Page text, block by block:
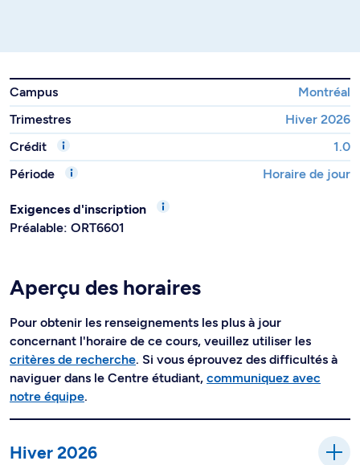
Campus
Montréal
Trimestres
Hiver 2026
Crédit
1.0
Période
Horaire de jour
Exigences d'inscription
Préalable: ORT6601
Aperçu des horaires
Pour obtenir les renseignements les plus à jour
concernant l'horaire de ce cours, veuillez utiliser les
critères de recherche. Si vous éprouvez des difficultés à
naviguer dans le Centre étudiant, communiquez avec
notre équipe.
Hiver 2026